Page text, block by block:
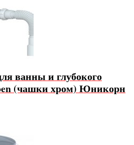
ванны и глубокого
(чашки хром) Юникорн